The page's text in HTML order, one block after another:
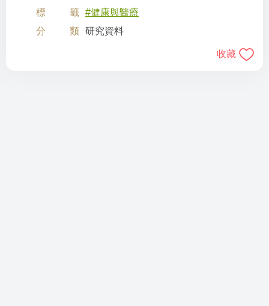
標籤
#健康與醫療
分類 研究資料
收藏